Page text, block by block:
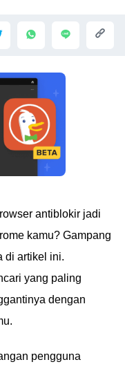
antiblokir jadi
kamu? Gampang
di artikel ini.
yang paling
dengan
pengguna